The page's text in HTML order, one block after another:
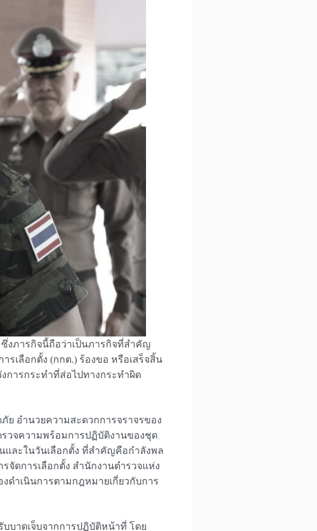
งภารกิจนี้ถือว่าเป็นภารกิจที่สำคัญ
เลือกตั้ง (กกต.) ร้องขอ หรือเสร็จสิ้น
การกระทำที่ส่อไปทางกระทำผิด
ย อำนวยความสะดวกการจราจรของ
วจความพร้อมการปฏิบัติงานของชุด
และในวันเลือกตั้ง ที่สำคัญคือกำลังพล
ดการเลือกตั้ง สำนักงานตำรวจแห่ง
ดำเนินการตามกฎหมายเกี่ยวกับการ
บาดเจ็บจากการปฏิบัติหน้าที่ โดย